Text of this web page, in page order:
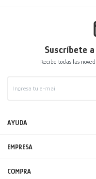
Suscríbete
Recibe todas las
AYUDA
EMPRESA
COMPRA